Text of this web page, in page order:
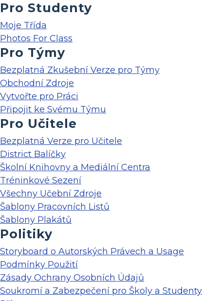
Pro Studenty
Moje Třída
Photos For Class
Pro Týmy
Bezplatná Zkušební Verze pro Týmy
Obchodní Zdroje
Vytvořte pro Práci
Připojit ke Svému Týmu
Pro Učitele
Bezplatná Verze pro Učitele
District Balíčky
Školní Knihovny a Mediální Centra
Tréninkové Sezení
Všechny Učební Zdroje
Šablony Pracovních Listů
Šablony Plakátů
Politiky
Storyboard o Autorských Právech a Usage
Podmínky Použití
Zásady Ochrany Osobních Údajů
Soukromí a Zabezpečení pro Školy a Studenty